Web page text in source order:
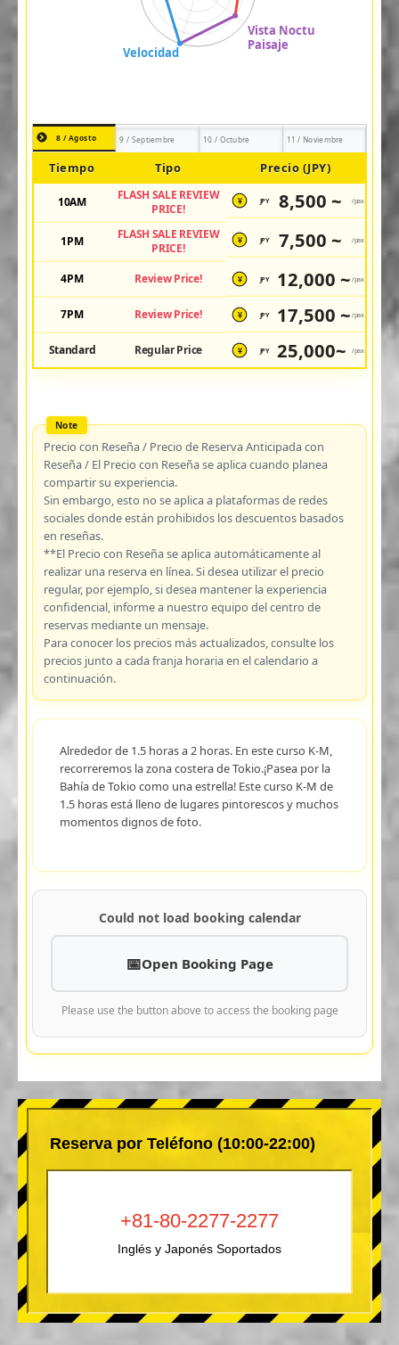
8 / Agosto 9 / Septiembre 10 / Octubre 11 / Noviembre
Tiempo Tipo Precio (JPY)
10AM
FLASH SALE REVIEW
PRICE!
¥ JPY 8,500 ~ /pax
1PM
FLASH SALE REVIEW
PRICE!
¥ JPY 7,500 ~ /pax
4PM Review Price! ¥ JPY 12,000 ~ /pax
7PM Review Price! ¥ JPY 17,500 ~ /pax
Standard Regular Price ¥ JPY 25,000~ /pax
Precio con Reseña / Precio de Reserva Anticipada con
Reseña / El Precio con Reseña se aplica cuando planea
compartir su experiencia.
Sin embargo, esto no se aplica a plataformas de redes
sociales donde están prohibidos los descuentos basados
en reseñas.
**El Precio con Reseña se aplica automáticamente al
realizar una reserva en línea. Si desea utilizar el precio
regular, por ejemplo, si desea mantener la experiencia
confidencial, informe a nuestro equipo del centro de
reservas mediante un mensaje.
Para conocer los precios más actualizados, consulte los
precios junto a cada franja horaria en el calendario a
continuación.
Alrededor de 1.5 horas a 2 horas. En este curso K-M,
recorreremos la zona costera de Tokio.¡Pasea por la
Bahía de Tokio como una estrella! Este curso K-M de
1.5 horas está lleno de lugares pintorescos y muchos
momentos dignos de foto.
Could not load booking calendar
Open Booking Page
Please use the button above to access the booking page
Reserva por Teléfono (10:00-22:00)
+81-80-2277-2277
Inglés y Japonés Soportados